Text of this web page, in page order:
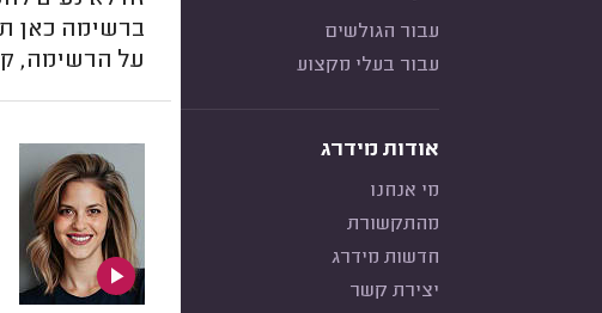
עבור הגולשים
עבור בעלי מקצוע
אודות מידרג
מי אנחנו
מהתקשורת
חדשות מידרג
יצירת קשר
ברשימה כאן
על הרשימה,